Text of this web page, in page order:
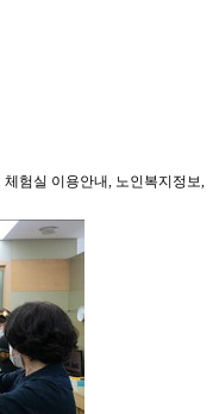
험실 이용안내, 노인복지정보,